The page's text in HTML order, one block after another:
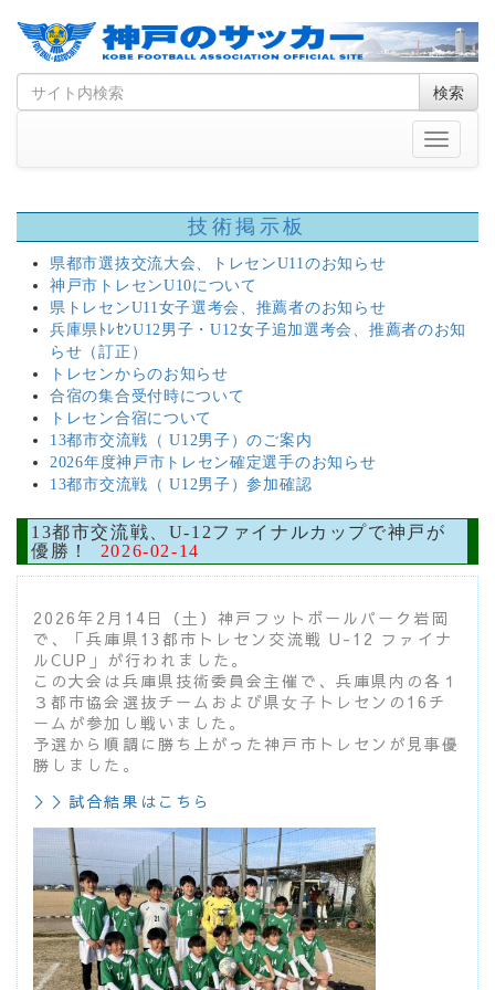
Skip
to
Search
for
検索
Toggle
技術掲示板
県都市選抜交流大会、トレセンU11のお知らせ
神戸市トレセンU10について
県トレセンU11女子選考会、推薦者のお知らせ
兵庫県ﾄﾚｾﾝU12男子・U12女子追加選考会、推薦者のお知
らせ（訂正）
トレセンからのお知らせ
合宿の集合受付時について
トレセン合宿について
13都市交流戦（ U12男子）のご案内
2026年度神戸市トレセン確定選手のお知らせ
13都市交流戦（ U12男子）参加確認
13都市交流戦、U-12ファイナルカップで神戸が
優勝！
2026-02-14
2026年2月14日（土）神戸フットボールパーク岩岡
で、「兵庫県13都市トレセン交流戦 U-12 ファイナ
ルCUP」が行われました。
この大会は兵庫県技術委員会主催で、兵庫県内の各１
３都市協会選抜チームおよび県⼥⼦トレセンの16チ
ームが参加し戦いました。
予選から順調に勝ち上がった神戸市トレセンが見事優
勝しました。
＞＞試合結果はこちら